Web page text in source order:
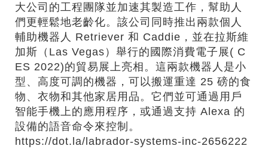
大公司的工程團隊並加速其製造工作，幫助人
們更輕鬆地老齡化。該公司同時推出兩款個人
輔助機器人 Retriever 和 Caddie，並在拉斯維
加斯（Las Vegas）舉行的國際消費電子展( C
ES 2022)的貿易展上亮相。這兩款機器人是小
型、高度可調的機器，可以搬運重達 25 磅的食
物、衣物和其他家居用品。它們並可通過用戶
智能手機上的應用程序，或通過支持 Alexa 的
設備的語音命令來控制。
https://dot.la/labrador-systems-inc-2656222